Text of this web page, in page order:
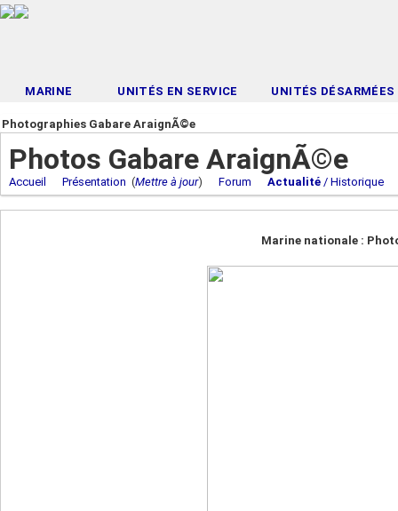
MARINE UNITÉS EN SERVICE UNITÉS DÉSARMÉES
Photographies Gabare AraignÃ©e
Photos Gabare AraignÃ©e
Accueil Présentation (Mettre à jour) Forum Actualité / Historique
Marine nationale :